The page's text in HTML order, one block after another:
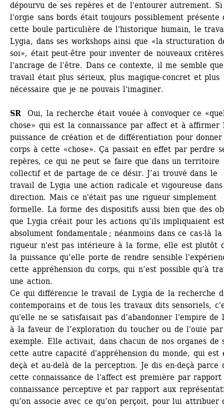
dépourvu de ses repères et de l'entourer autrement. Si
l'orgie sans bords était toujours possiblement présente
cette boule particulière de l'historique humain, le
Lygia, dans ses workshops ainsi que «la structuration
soi», était peut-être pour inventer de nouveaux
l'ancrage de l'être. Dans ce contexte, il me semble
travail était plus sérieux, plus magique-concret et plus
nécessaire que je ne pouvais l'imaginer.
SR
Oui, la recherche était vouée à convoquer ce
chose» qui est la connaissance par affect et à affirmer
puissance de création et de différentiation pour donner
corps à cette «chose». Ça passait en effet par perdre
repères, ce qui ne peut se faire que dans un territoire
collectif et de partage de ce désir. J’ai trouvé dans le
travail de Lygia une action radicale et vigoureuse
direction. Mais ce n'était pas une rigueur simplement
formelle. La forme des dispositifs aussi bien que des
que Lygia créait pour les actions qu’ils impliquaient est
absolument fondamentale ; néanmoins dans ce cas-là la
rigueur n'est pas intérieure à la forme, elle est plutôt
la puissance qu’elle porte de rendre sensible
cette appréhension du corps, qui n’est possible qu’à
une action.
Ce qui différencie le travail de Lygia de la recherche
contemporains et de tous les travaux dits sensoriels,
qu'elle ne se satisfaisait pas d’abandonner l'empire de
à la faveur de l’exploration du toucher ou de l'ouïe par
exemple. Elle activait, dans chacun de nos organes de
cette autre capacité d'appréhension du monde, qui est
deçà et au-delà de la perception. Je dis en-deçà parce
cette connaissance de l'affect est première par
connaissance perceptive et par rapport aux
qu’on associe avec ce qu’on perçoit, pour lui attribuer